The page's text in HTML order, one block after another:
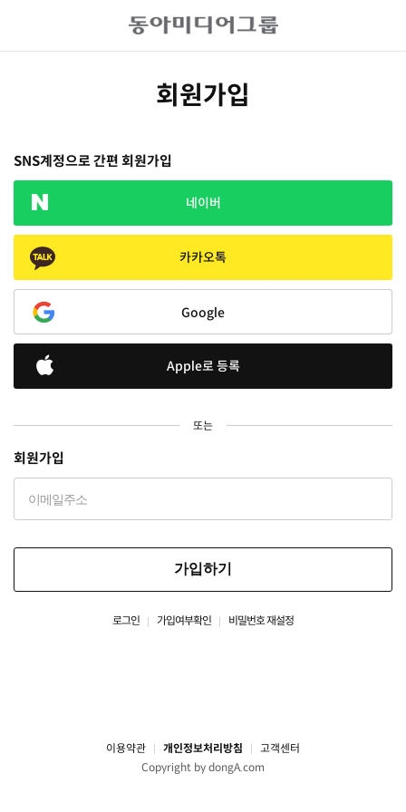
회원가입
SNS계정으로 간편 회원가입
네이버
카카오톡
Google
Apple로 등록
또는
회원가입
가입하기
로그인 가입여부확인 비밀번호 재설정
이용약관 개인정보처리방침
고객센터
Copyright by dongA.com